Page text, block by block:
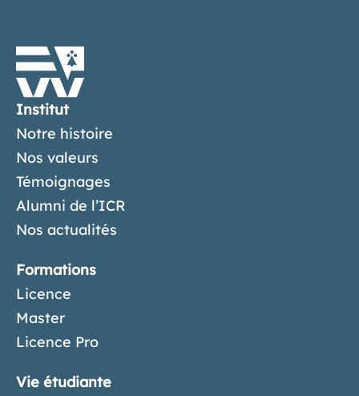
Institut
Notre histoire
Nos valeurs
Témoignages
Alumni de l’ICR
Nos actualités
Formations
Licence
Master
Licence Pro
Vie étudiante